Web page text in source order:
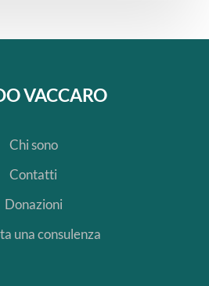
VACCARO
Chi sono
Contatti
Donazioni
una consulenza